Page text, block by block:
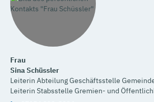
Frau
SinaSchüssler
Leiterin Abteilung Geschäftsstelle
Leiterin Stabsstelle Gremien- und